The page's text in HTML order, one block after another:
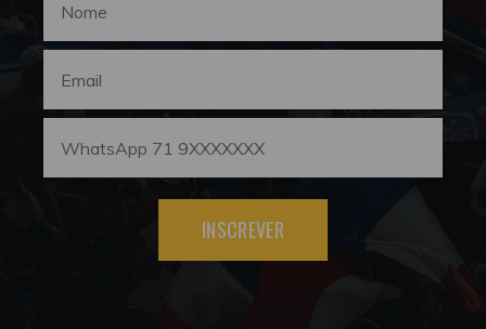
INSCREVER